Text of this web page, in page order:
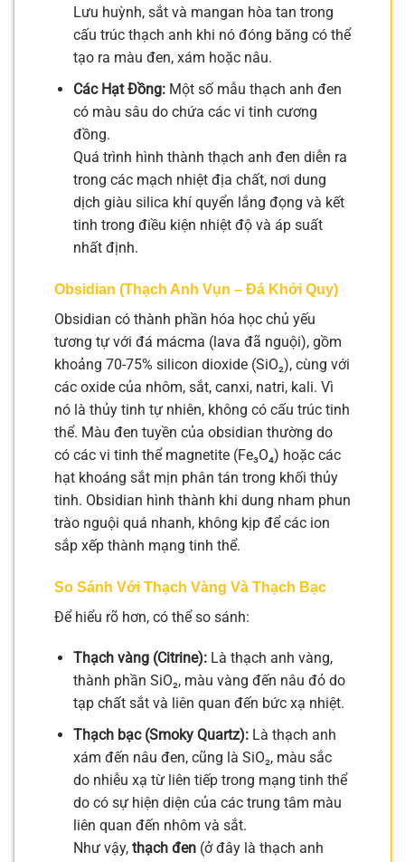
Lưu huỳnh, sắt và mangan hòa tan trong
cấu trúc thạch anh khi nó đóng băng có thể
tạo ra màu đen, xám hoặc nâu.
Các Hạt Đồng:Một số mẫu thạch anh đen
có màu sâu do chứa các vi tinh cương
đồng.
Quá trình hình thành thạch anh đen diễn ra
trong các mạch nhiệt địa chất, nơi dung
dịch giàu silica khí quyển lắng đọng và kết
tinh trong điều kiện nhiệt độ và áp suất
nhất định.
Obsidian (Thạch Anh Vụn – Đá Khởi Quy)
Obsidian có thành phần hóa học chủ yếu
tương tự với đá mácma (lava đã nguội), gồm
khoảng 70-75% silicon dioxide (SiO₂), cùng với
các oxide của nhôm, sắt, canxi, natri, kali. Vì
nó là thủy tinh tự nhiên, không có cấu trúc tinh
thể. Màu đen tuyền của obsidian thường do
có các vi tinh thể magnetite (Fe₃O₄) hoặc các
hạt khoáng sắt mịn phân tán trong khối thủy
tinh. Obsidian hình thành khi dung nham phun
trào nguội quá nhanh, không kịp để các ion
sắp xếp thành mạng tinh thể.
So Sánh Với Thạch Vàng Và Thạch Bạc
Để hiểu rõ hơn, có thể so sánh:
Thạch vàng (Citrine):Là thạch anh vàng,
thành phần SiO₂, màu vàng đến nâu đỏ do
tạp chất sắt và liên quan đến bức xạ nhiệt.
Thạch bạc (Smoky Quartz):Là thạch anh
xám đến nâu đen, cũng là SiO₂, màu sắc
do nhiễu xạ từ liên tiếp trong mạng tinh thể
do có sự hiện diện của các trung tâm màu
liên quan đến nhôm và sắt.
Như vậy, thạch đen(ở đây là thạch anh